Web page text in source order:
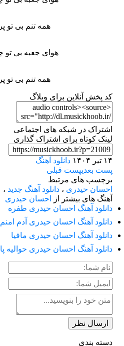
همه تنم بی تو
هوای جعبه بی تو
همه تنم بی تو
کد پخش آنلاین برای وبلاگ
اشتراک در شبکه های اجتماعی
لینک کوتاه برای اشتراک گذاری
۱۴ تیر ۱۴۰۴
دانلود آهنگ
پست بعدیپست قبلی
برچسب های مرتبط
احسان حیدری ، دانلود آهنگ جدید ،
آهنگ های بیشتر از
احسان حیدری
دانلود آهنگ احسان حیدری طفره
دانلود آهنگ احسان حیدری آدم امنم
دانلود آهنگ احسان حیدری مافیا
دانلود آهنگ احسان حیدری حوالیه
دسته بندی